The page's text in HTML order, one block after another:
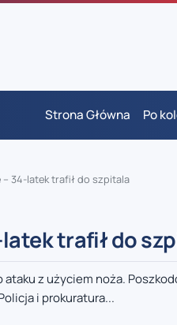
Strona Główna Po
34-latek trafił do szpitala
trafił do
z użyciem noża.
i prokuratura...